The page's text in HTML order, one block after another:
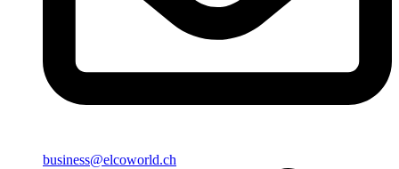
business@elcoworld.ch